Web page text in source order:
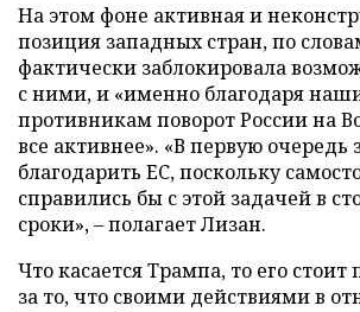
На этом фоне активная и
позиция западных стран, по
фактически заблокировала
с ними, и «именно благодаря
противникам поворот России на
все активнее». «В первую очередь
благодарить ЕС, поскольку
справились бы с этой задачей в
сроки», – полагает Лизан.
Что касается Трампа, то его стоит
за то, что своими действиями в